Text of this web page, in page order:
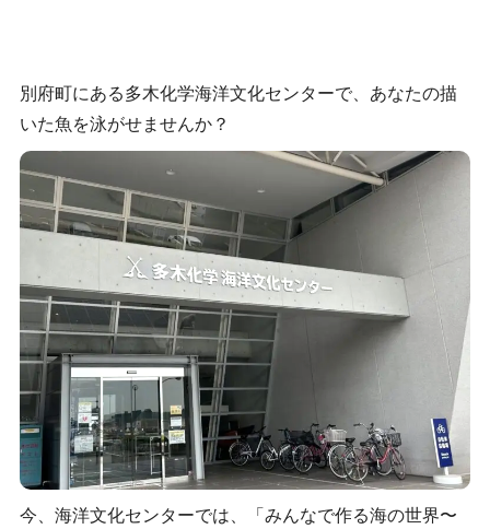
別府町にある多木化学海洋文化センターで、あなたの描
いた魚を泳がせませんか？
今、海洋文化センターでは、「みんなで作る海の世界〜